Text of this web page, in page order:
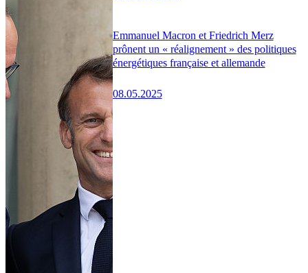
Emmanuel Macron et Friedrich Merz
prônent un « réalignement » des politiques
énergétiques française et allemande
08.05.2025